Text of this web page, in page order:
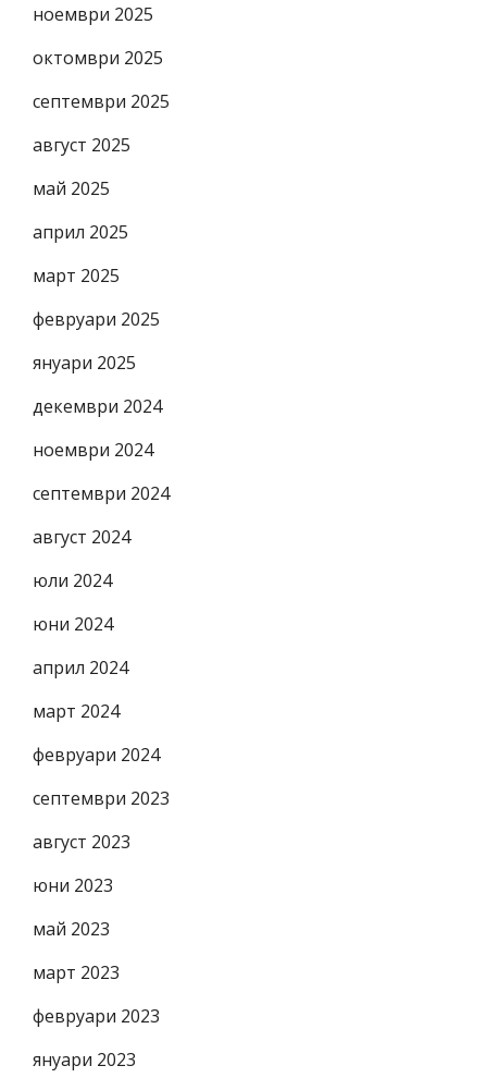
ноември 2025
октомври 2025
септември 2025
август 2025
май 2025
април 2025
март 2025
февруари 2025
януари 2025
декември 2024
ноември 2024
септември 2024
август 2024
юли 2024
юни 2024
април 2024
март 2024
февруари 2024
септември 2023
август 2023
юни 2023
май 2023
март 2023
февруари 2023
януари 2023